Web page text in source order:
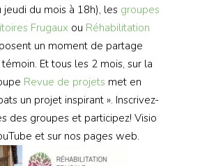
jeudi du mois à 18h), les groupes
Frugaux ou Réhabilitation
un moment de partage
Et tous les 2 mois, sur la
Revue de projets met en
un projet inspirant ». Inscrivez-
des groupes et participez! Visio
et sur nos pages web.